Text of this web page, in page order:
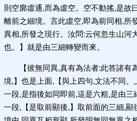
則空廓虛通,而為虛空。空不動搖,是故
離前之細境。言此虛空,即為前同相,所
異相,所發之現行。汝問:云何忽生山河
也。】就是由三細轉變而來。
【彼無同異,真有為法者:此答諸有
境,】也是上面,【與上四句,文法不同。
一段,是指後如同即前,這是六粗,是由三
一段,【是取前顯後,】取前面的三細,顯